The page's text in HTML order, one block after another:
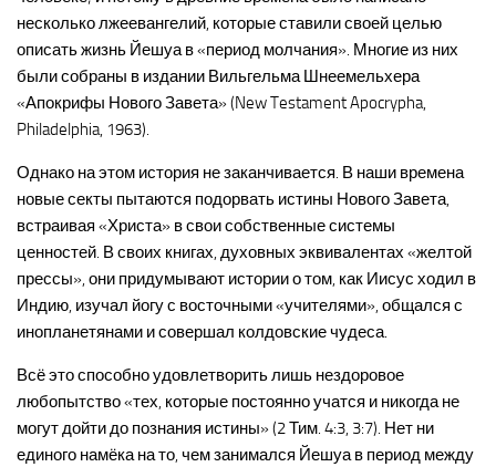
несколько лжеевангелий, которые ставили своей целью
описать жизнь Йешуа в «период молчания». Многие из них
были собраны в издании Вильгельма Шнеемельхера
«Апокрифы Нового Завета» (New Testament Apocrypha,
Philadelphia, 1963).
Однако на этом история не заканчивается. В наши времена
новые секты пытаются подорвать истины Нового Завета,
встраивая «Христа» в свои собственные системы
ценностей. В своих книгах, духовных эквивалентах «желтой
прессы», они придумывают истории о том, как Иисус ходил в
Индию, изучал йогу с восточными «учителями», общался с
инопланетянами и совершал колдовские чудеса.
Всё это способно удовлетворить лишь нездоровое
любопытство «тех, которые постоянно учатся и никогда не
могут дойти до познания истины» (2 Тим. 4:3, 3:7). Нет ни
единого намёка на то, чем занимался Йешуа в период между